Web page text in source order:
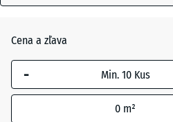
Břidlice
Vanilka
Cena a zľava
-
0 m²